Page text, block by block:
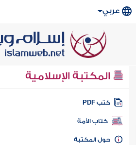
عربي
المكتبة الإسلامية
كتب PDF
كتاب الأمة